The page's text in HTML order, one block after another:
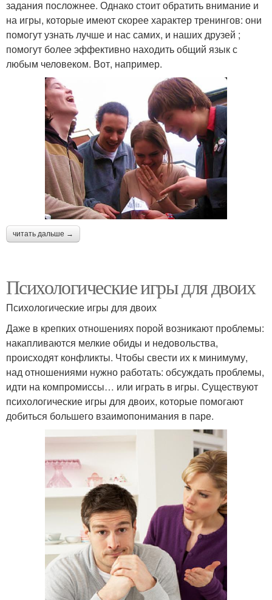
задания посложнее. Однако стоит обратить внимание и
на игры, которые имеют скорее характер тренингов: они
помогут узнать лучше и нас самих, и наших друзей ;
помогут более эффективно находить общий язык с
любым человеком. Вот, например.
читать дальше →
Психологические игры для двоих
Психологические игры для двоих
Даже в крепких отношениях порой возникают проблемы:
накапливаются мелкие обиды и недовольства,
происходят конфликты. Чтобы свести их к минимуму,
над отношениями нужно работать: обсуждать проблемы,
идти на компромиссы… или играть в игры. Существуют
психологические игры для двоих, которые помогают
добиться большего взаимопонимания в паре.